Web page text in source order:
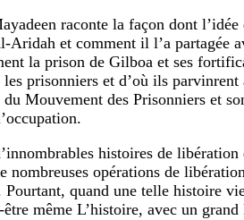
raconte la façon dont
et comment il l’a partagée
la prison de Gilboa et ses
prisonniers et d’où ils parvinrent
Mouvement des Prisonniers et
histoires de
nombreuses opérations de
Pourtant, quand une telle histoire
même L’histoire, avec un grand